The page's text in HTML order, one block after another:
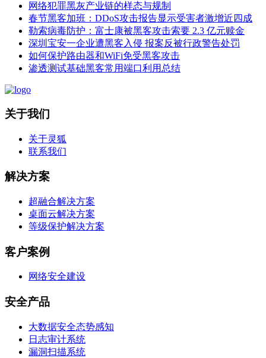
网络犯罪黑灰产业链的样态与规制
春节黑客加班：DDoS攻击报告显示受害者激增近四成
勒索病毒防护：富士康被黑客攻击索要 2.3 亿元赎金
深圳宝安一企业遭黑客入侵 报案反被行政警告处罚
如何保护路由器和WiFi免受黑客攻击
渗透测试基础黑客常用端口利用总结
关于我们
关于灵狐
联系我们
解决方案
超融合解决方案
桌面云解决方案
等级保护解决方案
客户案例
网络安全建设
安全产品
大数据安全态势感知
日志审计系统
漏洞扫描系统